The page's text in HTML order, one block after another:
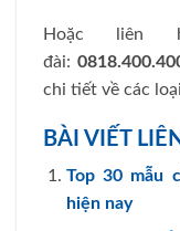
Hoặc liên
đài:
chi tiết về các
BÀI VIẾT
Top 30 mẫu
hiện nay